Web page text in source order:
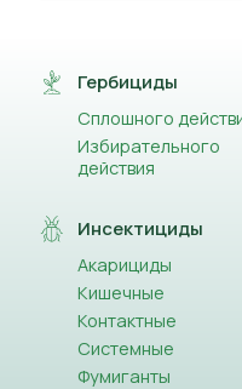
Гербициды
Сплошного
Избирательного
действия
Инсектициды
Акарициды
Кишечные
Контактные
Системные
Фумиганты